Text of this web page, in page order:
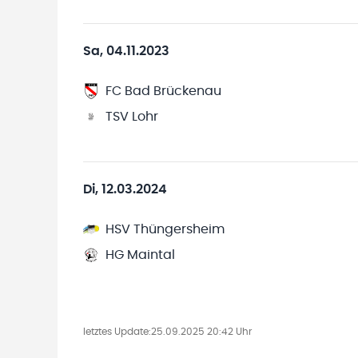
Sa, 04.11.2023
FC Bad Brückenau
TSV Lohr
Di, 12.03.2024
HSV Thüngersheim
HG Maintal
letztes Update:25.09.2025 20:42 Uhr